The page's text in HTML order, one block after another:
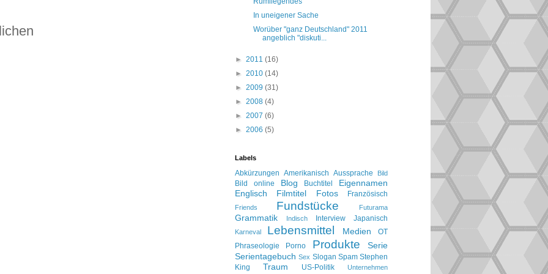
In uneigener Sache
Worüber "ganz Deutschland" 2011
angeblich "diskuti...
► 2011 (16)
► 2010 (14)
► 2009 (31)
► 2008 (4)
► 2007 (6)
► 2006 (5)
Labels
Abkürzungen Amerikanisch Aussprache Bild
Bild online Blog Buchtitel
Eigennamen
Englisch
Filmtitel Fotos Französisch
Friends Fundstücke Futurama
Grammatik Indisch Interview Japanisch
Karneval Lebensmittel Medien
OT
Phraseologie
Porno Produkte
Serie
Serientagebuch Sex Slogan Spam Stephen
King
Traum US-Politik Unternehmen